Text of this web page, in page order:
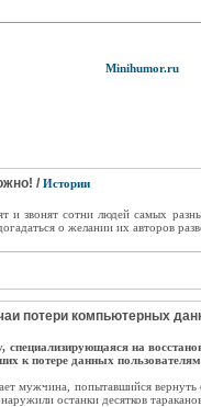
Minihumor.ru
/ Истории
и звонят сотни людей самых
о желании их авторов
потери компьютерных
на
к потере данных
мужчина, попытавшийся
останки десятков